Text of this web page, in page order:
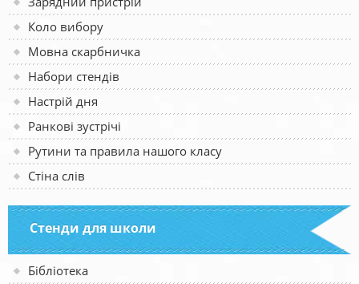
Коло вибору
Мовна скарбничка
Набори стендів
Настрій дня
Ранкові зустрічі
Рутини та правила нашого класу
Стіна слів
Стенди для школи
Бібліотека